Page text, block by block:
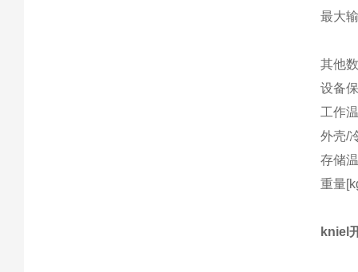
最大
其他
设备
工作
外壳/
存储
重量
kniel